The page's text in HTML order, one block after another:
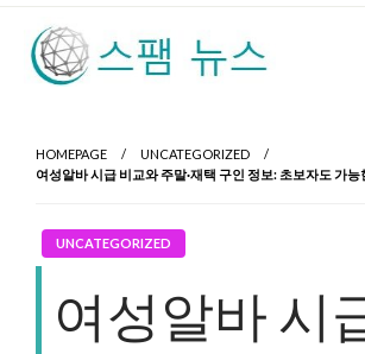
Skip
content
스팸 뉴스
HOMEPAGE
UNCATEGORIZED
여성알바 시급 비교와 주말·재택 구인 정보: 초보자도 가능
UNCATEGORIZED
여성알바 시